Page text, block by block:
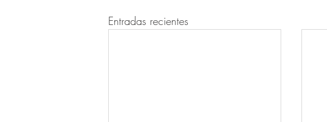
Entradas recientes